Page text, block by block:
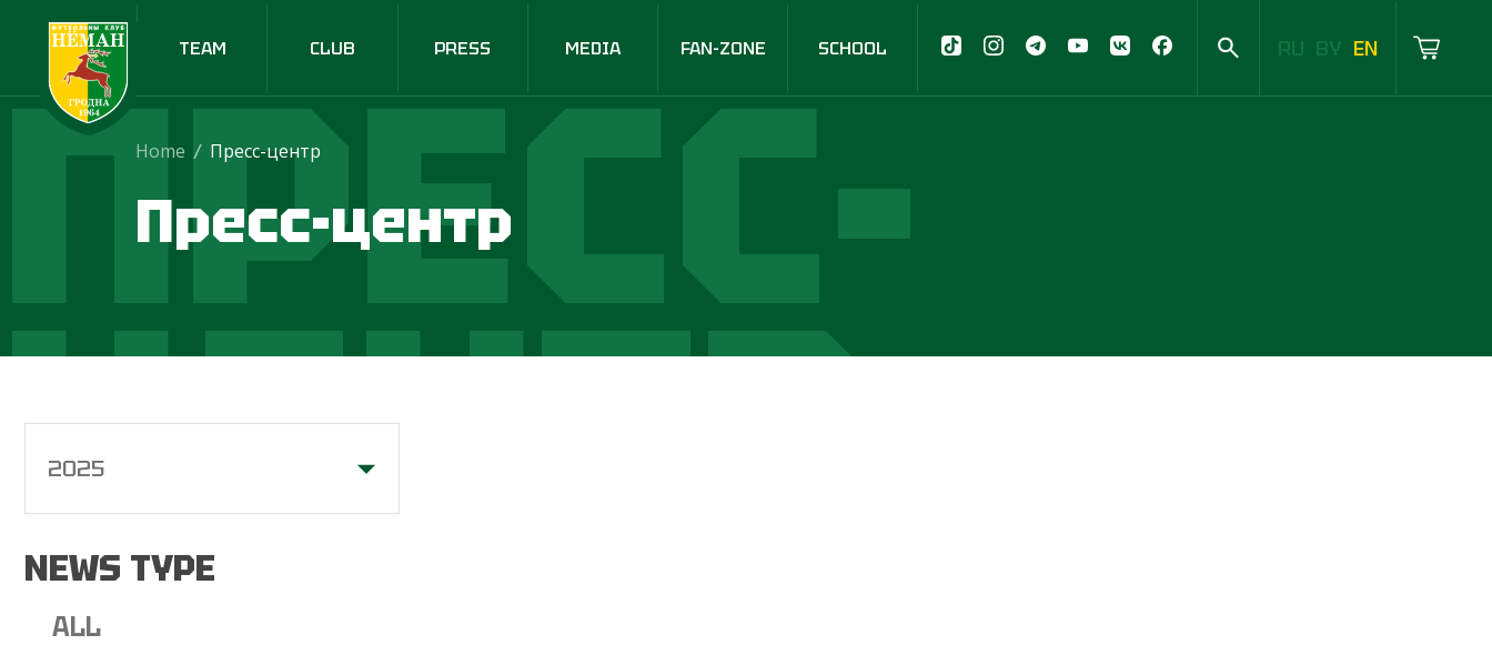
TEAM CLUB PRESS MEDIA FAN-ZONE SCHOOL RU BY EN
ПРЕСС-
ЦЕНТР
Home / Пресс-центр
Пресс-центр
2025
NEWS TYPE
ALL